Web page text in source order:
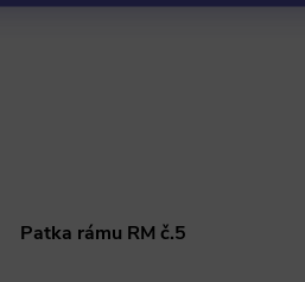
Patka rámu RM č.5